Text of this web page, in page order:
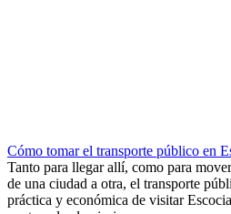
Cómo tomar el transporte público en
Tanto para llegar allí, como para
de una ciudad a otra, el transporte
práctica y económica de visitar